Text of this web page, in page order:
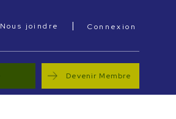
Nous joindre | Connexion
Devenir Membre